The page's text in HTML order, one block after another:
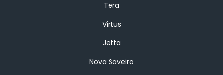
Tera
Virtus
Jetta
Nova Saveiro